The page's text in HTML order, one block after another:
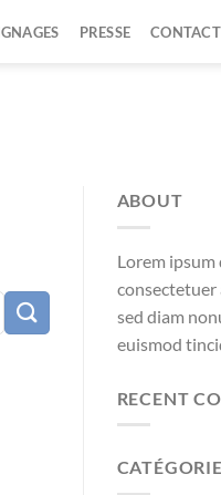
PRESSE CONTACT
ABOUT
Lorem ipsum
consectetuer
sed diam
euismod
RECENT